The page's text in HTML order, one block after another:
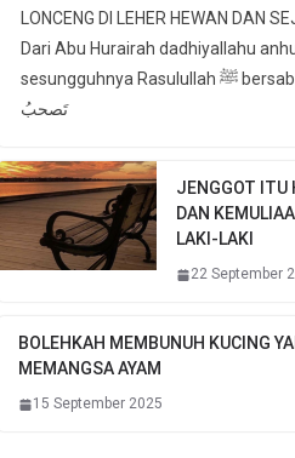
LONCENG DI LEHER HEWAN DAN
Dari Abu Hurairah dadhiyallahu
sesungguhnya Rasulullah ﷺ bersabda: لا
تَصحبُ
JENGGOT ITU
DAN
LAKI-LAKI
22 September
BOLEHKAH MEMBUNUH KUCING
MEMANGSA AYAM
15 September 2025